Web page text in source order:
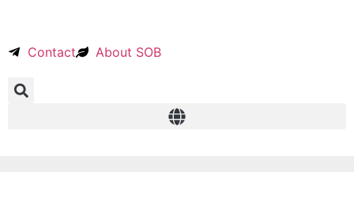
Contact About SOB